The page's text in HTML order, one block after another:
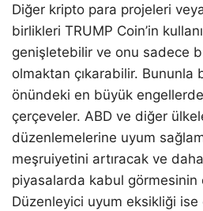
Diğer kripto para projeleri
birlikleri TRUMP Coin’in
genişletebilir ve onu sadece
olmaktan çıkarabilir. Bununla
önündeki en büyük
çerçeveler. ABD ve diğer
düzenlemelerine uyum
meşruiyetini artıracak ve
piyasalarda kabul görmesinin
Düzenleyici uyum eksikliği